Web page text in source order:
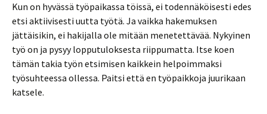
Kun on hyvässä työpaikassa töissä, ei todennäköisesti edes
etsi aktiivisesti uutta työtä. Ja vaikka hakemuksen
jättäisikin, ei hakijalla ole mitään menetettävää. Nykyinen
työ on ja pysyy lopputuloksesta riippumatta. Itse koen
tämän takia työn etsimisen kaikkein helpoimmaksi
työsuhteessa ollessa. Paitsi että en työpaikkoja juurikaan
katsele.